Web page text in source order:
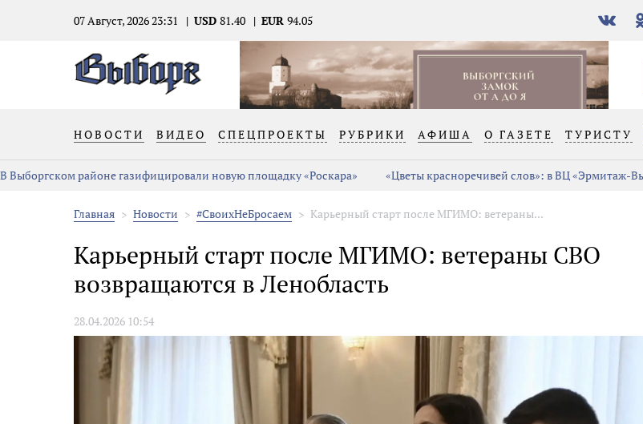
07 Август, 2026 23:31 USD 81.40 EUR 94.05
В
НОВОСТИ ВИДЕО СПЕЦПРОЕКТЫ РУБРИКИ АФИША О ГАЗЕТЕ ТУРИСТУ
В Выборгском районе газифицировали новую площадку «Роскара» «Цветы красноречивей слов»: в ВЦ «Эрмитаж-
Главная Новости #СвоихНеБросаем Карьерный старт после МГИМО: ветераны...
Карьерный старт после МГИМО: ветераны СВО
возвращаются в Ленобласть
28.04.2026 10:54